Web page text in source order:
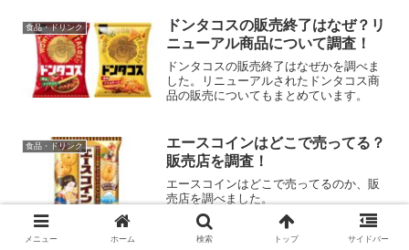
食品・ドリンク
ドンタコスの販売終了はなぜ？リ
ニューアル商品について調査！
ドンタコスの販売終了はなぜかを調べま
した。リニューアルされたドンタコス商
品の販売についてもまとめています。
食品・ドリンク
エースコインはどこで売ってる？
販売店を調査！
エースコインはどこで売ってるのか、販
売店を調べました。
メニュー ホーム 検索 トップ サイドバー